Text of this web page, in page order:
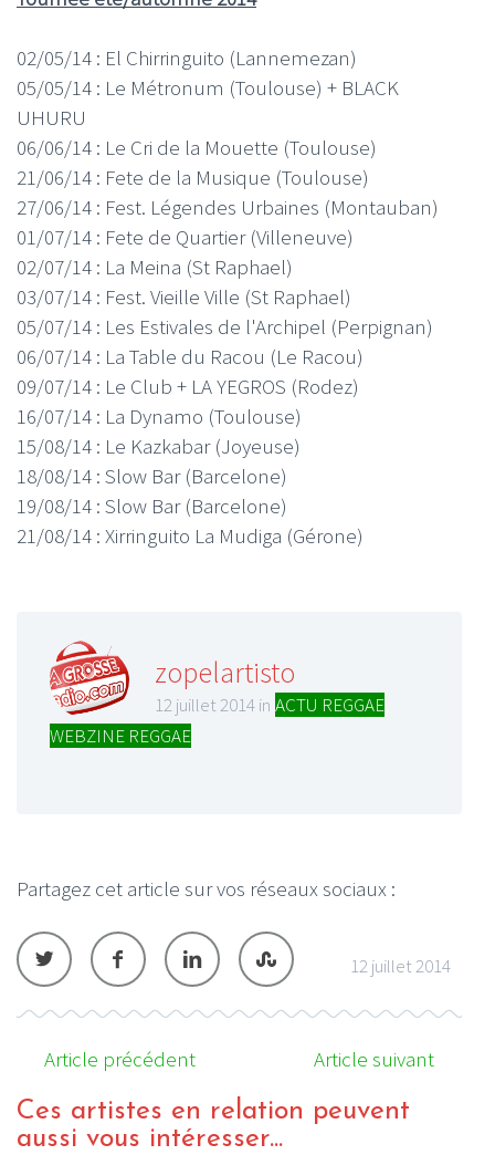
02/05/14 : El Chirringuito (Lannemezan)
05/05/14 : Le Métronum (Toulouse) + BLACK
UHURU
06/06/14 : Le Cri de la Mouette (Toulouse)
21/06/14 : Fete de la Musique (Toulouse)
27/06/14 : Fest. Légendes Urbaines (Montauban)
01/07/14 : Fete de Quartier (Villeneuve)
02/07/14 : La Meina (St Raphael)
03/07/14 : Fest. Vieille Ville (St Raphael)
05/07/14 : Les Estivales de l'Archipel (Perpignan)
06/07/14 : La Table du Racou (Le Racou)
09/07/14 : Le Club + LA YEGROS (Rodez)
16/07/14 : La Dynamo (Toulouse)
15/08/14 : Le Kazkabar (Joyeuse)
18/08/14 : Slow Bar (Barcelone)
19/08/14 : Slow Bar (Barcelone)
21/08/14 : Xirringuito La Mudiga (Gérone)
zopelartisto
12 juillet 2014 in ACTU REGGAE
WEBZINE REGGAE
Partagez cet article sur vos réseaux sociaux :
12 juillet 2014
Article précédent Article suivant
Ces artistes en relation peuvent
aussi vous intéresser...